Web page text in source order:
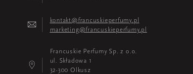
kontakt@francuskieperfumy.pl
marketing@francuskieperfumy.pl
Francuskie Perfumy Sp. z o.o.
ul. Składowa 1
32-300 Olkusz